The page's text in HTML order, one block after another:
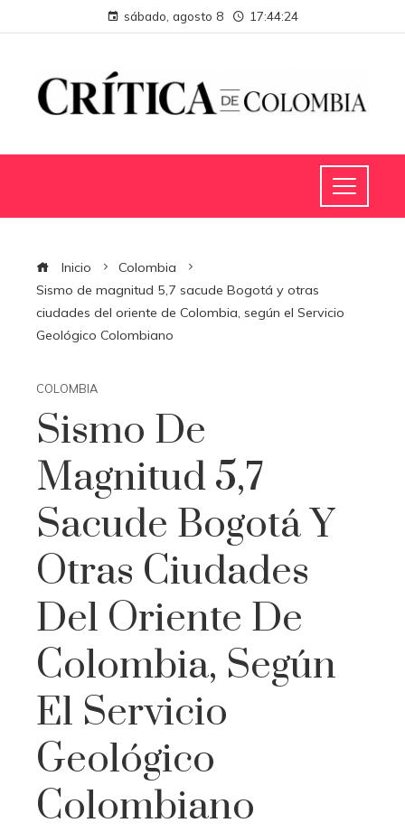
sábado, agosto 8 17:44:25
Inicio
Colombia
Sismo de magnitud 5,7 sacude Bogotá y otras
ciudades del oriente de Colombia, según el Servicio
Geológico Colombiano
COLOMBIA
Sismo De
Magnitud 5,7
Sacude Bogotá Y
Otras Ciudades
Del Oriente De
Colombia, Según
El Servicio
Geológico
Colombiano